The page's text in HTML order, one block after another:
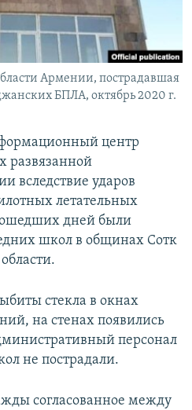
Армении, пострадавшая
БПЛА, октябрь 2020 г.
центр
развязанной
вследствие ударов
летательных
дней были
школ в общинах Сотк
стекла в окнах
на стенах появились
персонал
не пострадали.
согласованное между